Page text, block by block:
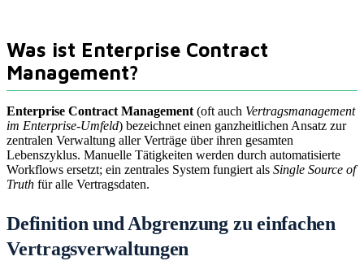
Was ist Enterprise Contract
Management?
Enterprise Contract Management (oft auch Vertragsmanagement
im Enterprise-Umfeld) bezeichnet einen ganzheitlichen Ansatz zur
zentralen Verwaltung aller Verträge über ihren gesamten
Lebenszyklus. Manuelle Tätigkeiten werden durch automatisierte
Workflows ersetzt; ein zentrales System fungiert als Single Source of
Truth für alle Vertragsdaten.
Definition und Abgrenzung zu einfachen
Vertragsverwaltungen